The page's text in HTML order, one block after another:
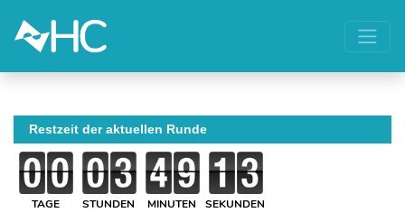
Restzeit der aktuellen Runde
TAGE STUNDEN MINUTEN SEKUNDEN